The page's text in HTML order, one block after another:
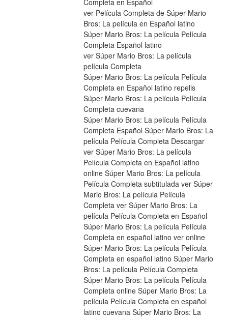
Completa en Español
ver Película Completa de Súper Mario
Bros: La película en Español latino
Súper Mario Bros: La película Película
Completa Español latino
ver Súper Mario Bros: La película
película Completa
Súper Mario Bros: La película Película
Completa en Español latino repelis
Súper Mario Bros: La película Película
Completa cuevana
Súper Mario Bros: La película Película
Completa Español Súper Mario Bros: La
película Película Completa Descargar
ver Súper Mario Bros: La película
Película Completa en Español latino
online Súper Mario Bros: La película
Película Completa subtitulada ver Súper
Mario Bros: La película Película
Completa ver Súper Mario Bros: La
película Película Completa en Español
Súper Mario Bros: La película Película
Completa en español latino ver online
Súper Mario Bros: La película Película
Completa en español latino Súper Mario
Bros: La película Película Completa
Súper Mario Bros: La película Película
Completa online Súper Mario Bros: La
película Película Completa en español
latino cuevana Súper Mario Bros: La